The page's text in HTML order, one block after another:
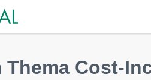
Thema Cost-